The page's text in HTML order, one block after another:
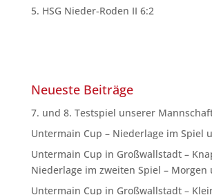
HSG Nieder-Roden II 6:2
Neueste Beiträge
7. und 8. Testspiel unserer
Untermain Cup – Niederlage im Spiel
Untermain Cup in Großwallstadt –
Niederlage im zweiten Spiel – Morgen
Untermain Cup in Großwallstadt –